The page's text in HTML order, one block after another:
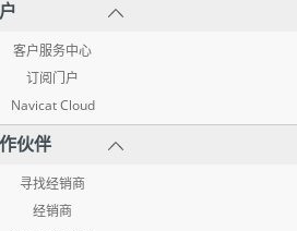
客户服务中心
订阅门户
Navicat Cloud
伙伴
寻找经销商
经销商